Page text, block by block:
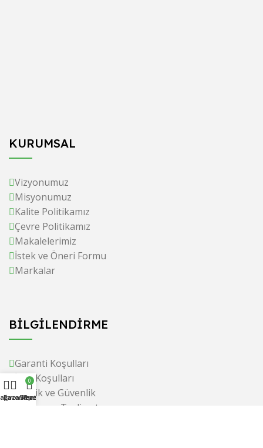
KURUMSAL
Vizyonumuz
Misyonumuz
Kalite Politikamız
Çevre Politikamız
Makalelerimiz
İstek ve Öneri Formu
Markalar
BİLGİLENDİRME
Garanti Koşulları
İade Koşulları
Gizlilik ve Güvenlik
Ödeme ve Teslimat
Favoriler
0
Sepet
Whatsapp